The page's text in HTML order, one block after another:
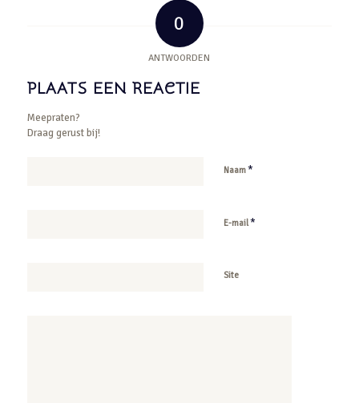
0
ANTWOORDEN
PLAATS EEN REACTIE
Meepraten?
Draag gerust bij!
Naam*
E-mail*
Site